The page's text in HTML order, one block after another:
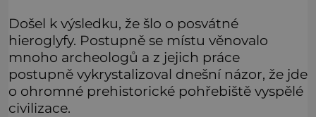
Došel k výsledku, že šlo o posvátné
hieroglyfy. Postupně se místu věnovalo
mnoho archeologů a z jejich práce
postupně vykrystalizoval dnešní názor, že jde
o ohromné prehistorické pohřebiště vyspělé
civilizace.